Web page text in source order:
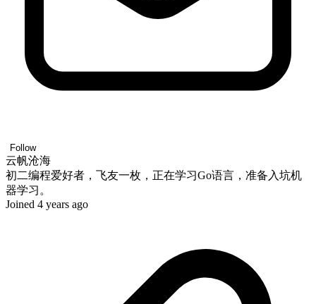
Follow
云帆沧海
初二编程爱好者，飞友一枚，正在学习Go语言，准备入坑机
器学习。
Joined 4 years ago